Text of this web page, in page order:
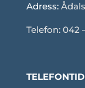
Adress:
Telefon: 042